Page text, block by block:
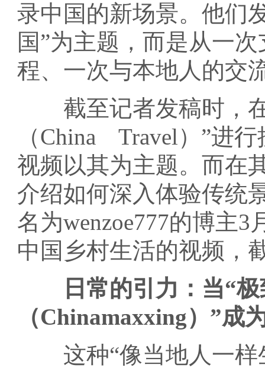
录中国的新场景。他们
国”为主题，而是从一
程、一次与本地人的交
截至记者发稿时，在
（China Travel）”进
视频以其为主题。而在
介绍如何深入体验传统
名为wenzoe777的博主
中国乡村生活的视频，
日常的引力：当“
（Chinamaxxing）”成
这种“像当地人一样